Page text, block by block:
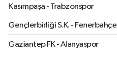
Kasımpaşa - Trabzonspor
Gençlerbirliği S.K. - Fenerbahçe
Gaziantep FK - Alanyaspor